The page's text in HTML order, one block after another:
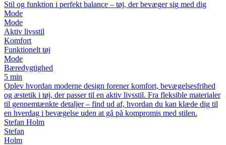
Stil og funktion i perfekt balance – tøj, der bevæger sig med dig
Mode
Mode
Aktiv livsstil
Komfort
Funktionelt tøj
Mode
Bæredygtighed
5 min
Oplev hvordan moderne design forener komfort, bevægelsesfrihed
og æstetik i tøj, der passer til en aktiv livsstil. Fra fleksible materialer
til gennemtænkte detaljer – find ud af, hvordan du kan klæde dig til
en hverdag i bevægelse uden at gå på kompromis med stilen.
Stefan Holm
Stefan
Holm